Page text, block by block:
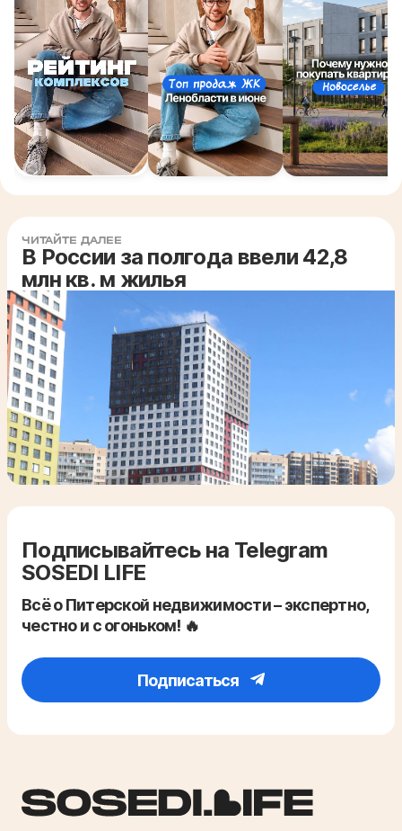
ЧИТАЙТЕ ДАЛЕЕ
В России за полгода ввели 42,8
млн кв. м жилья
Подписывайтесь на Telegram
SOSEDI LIFE
Всё о Питерской недвижимости – экспертно,
честно и с огоньком! 🔥
Подписаться